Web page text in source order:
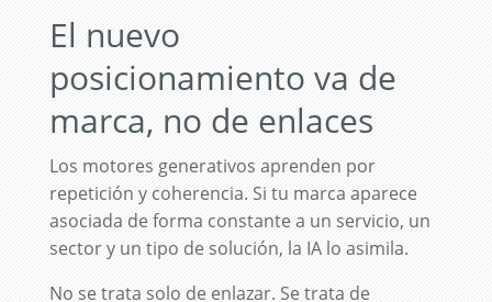
El nuevo
posicionamiento va de
marca, no de enlaces
Los motores generativos aprenden por
repetición y coherencia. Si tu marca aparece
asociada de forma constante a un servicio, un
sector y un tipo de solución, la IA lo asimila.
No se trata solo de enlazar. Se trata de